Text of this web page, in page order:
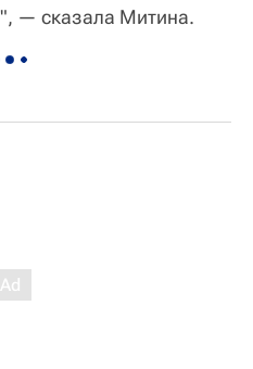
— сказала Митина.